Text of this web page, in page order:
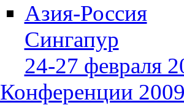
Азия-Россия
Сингапур
24-27 февраля
Конференции